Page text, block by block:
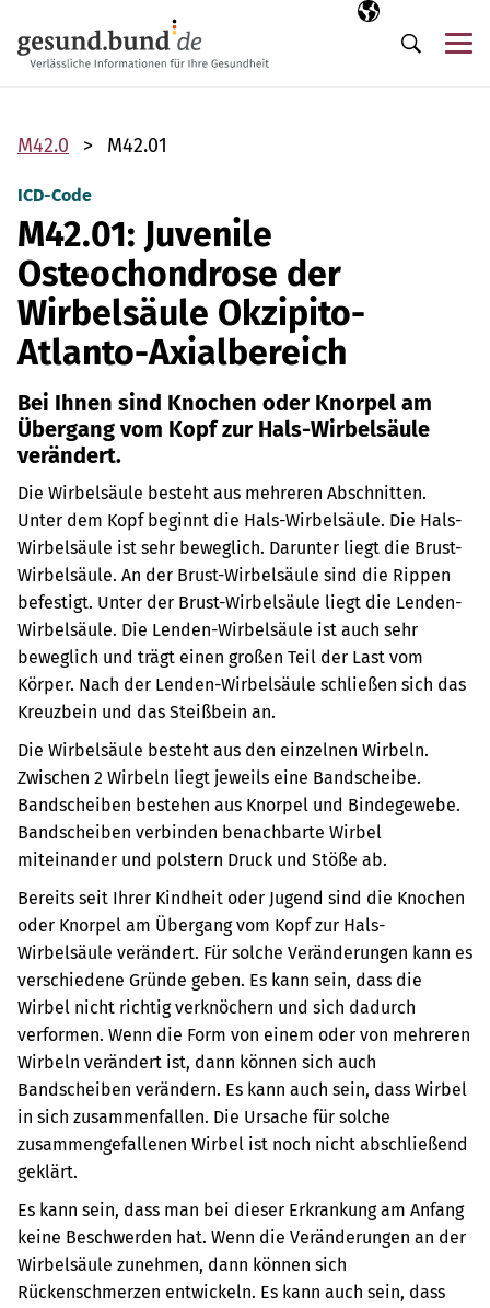
Ausgewählte
DE
Suche
M42.0 M42.01
ICD-Code
M42.01: Juvenile
Osteochondrose der
Wirbelsäule Okzipito-
Atlanto-Axialbereich
Bei Ihnen sind Knochen oder Knorpel am
Übergang vom Kopf zur Hals-Wirbelsäule
verändert.
Die Wirbelsäule besteht aus mehreren Abschnitten.
Unter dem Kopf beginnt die Hals-Wirbelsäule. Die Hals-
Wirbelsäule ist sehr beweglich. Darunter liegt die Brust-
Wirbelsäule. An der Brust-Wirbelsäule sind die Rippen
befestigt. Unter der Brust-Wirbelsäule liegt die Lenden-
Wirbelsäule. Die Lenden-Wirbelsäule ist auch sehr
beweglich und trägt einen großen Teil der Last vom
Körper. Nach der Lenden-Wirbelsäule schließen sich das
Kreuzbein und das Steißbein an.
Die Wirbelsäule besteht aus den einzelnen Wirbeln.
Zwischen 2 Wirbeln liegt jeweils eine Bandscheibe.
Bandscheiben bestehen aus Knorpel und Bindegewebe.
Bandscheiben verbinden benachbarte Wirbel
miteinander und polstern Druck und Stöße ab.
Bereits seit Ihrer Kindheit oder Jugend sind die Knochen
oder Knorpel am Übergang vom Kopf zur Hals-
Wirbelsäule verändert. Für solche Veränderungen kann es
verschiedene Gründe geben. Es kann sein, dass die
Wirbel nicht richtig verknöchern und sich dadurch
verformen. Wenn die Form von einem oder von mehreren
Wirbeln verändert ist, dann können sich auch
Bandscheiben verändern. Es kann auch sein, dass Wirbel
in sich zusammenfallen. Die Ursache für solche
zusammengefallenen Wirbel ist noch nicht abschließend
geklärt.
Es kann sein, dass man bei dieser Erkrankung am Anfang
keine Beschwerden hat. Wenn die Veränderungen an der
Wirbelsäule zunehmen, dann können sich
Rückenschmerzen entwickeln. Es kann auch sein, dass